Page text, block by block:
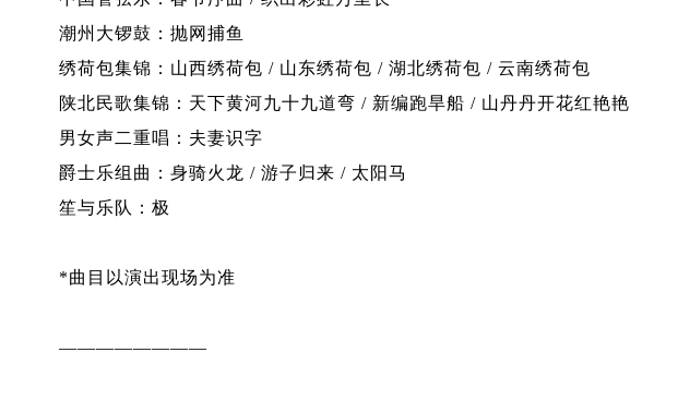
潮州大锣鼓：抛网捕鱼
绣荷包集锦：山西绣荷包 / 山东绣荷包 / 湖北绣荷包 / 云南绣荷包
陕北民歌集锦：天下黄河九十九道弯 / 新编跑旱船 / 山丹丹开花红艳艳
男女声二重唱：夫妻识字
爵士乐组曲：身骑火龙 / 游子归来 / 太阳马
笙与乐队：极
*曲目以演出现场为准
————————